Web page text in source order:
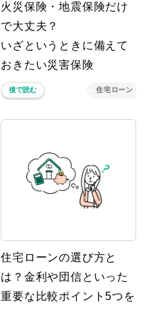
火災保険・地震保険だけ
で大丈夫？
いざというときに備えて
おきたい災害保険
後で読む 住宅ローン
住宅ローンの選び方と
は？金利や団信といった
重要な比較ポイント5つを